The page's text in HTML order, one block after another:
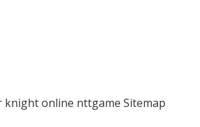
knight online nttgame Sitemap